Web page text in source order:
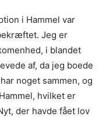
i Hammel var
Jeg er
i blandet
af, da jeg boede
noget sammen, og
hvilket er
der havde fået lov